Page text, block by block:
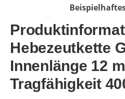
Hebezeutkette
Innenlänge 12
Tragfähigkeit